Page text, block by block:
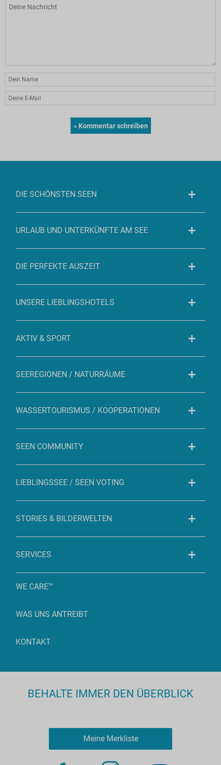
DIE SCHÖNSTEN SEEN
URLAUB UND UNTERKÜNFTE AM SEE
DIE PERFEKTE AUSZEIT
UNSERE LIEBLINGSHOTELS
AKTIV & SPORT
SEEREGIONEN / NATURRÄUME
WASSERTOURISMUS / KOOPERATIONEN
SEEN COMMUNITY
LIEBLINGSSEE / SEEN VOTING
STORIES & BILDERWELTEN
SERVICES
WE CARE™
WAS UNS ANTREIBT
KONTAKT
BEHALTE IMMER DEN ÜBERBLICK
Meine Merkliste